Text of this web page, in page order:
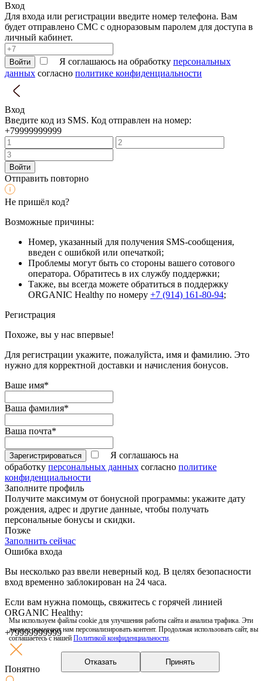
Мы используем файлы cookie для улучшения работы сайта и анализа трафика. Эти
данные помогают нам персонализировать контент. Продолжая использовать сайт, вы
соглашаетесь с нашей Политикой конфиденциальности.
Отказать Принять
Вход
Для входа или регистрации введите номер телефона. Вам
будет отправлено СМС с одноразовым паролем для доступа в
личный кабинет.
Войти Я соглашаюсь на обработку персональных
данных согласно политике конфиденциальности
Вход
Введите код из SMS. Код отправлен на номер:
+79999999999
Войти
Отправить повторно
Не пришёл код?
Возможные причины:
Номер, указанный для получения SMS-сообщения,
введен с ошибкой или опечаткой;
Проблемы могут быть со стороны вашего сотового
оператора. Обратитесь в их службу поддержки;
Также, вы всегда можете обратиться в поддержку
ORGANIC Healthy по номеру +7 (914) 161-80-94;
Регистрация
Похоже, вы у нас впервые!
Для регистрации укажите, пожалуйста, имя и фамилию. Это
нужно для корректной доставки и начисления бонусов.
Ваше имя*
Ваша фамилия*
Ваша почта*
Зарегистрироваться
Я соглашаюсь на
обработку персональных данных согласно политике
конфиденциальности
Заполните профиль
Получите максимум от бонусной программы: укажите дату
рождения, адрес и другие данные, чтобы получать
персональные бонусы и скидки.
Позже
Заполнить сейчас
Ошибка входа
Вы несколько раз ввели неверный код. В целях безопасности
вход временно заблокирован на 24 часа.
Если вам нужна помощь, свяжитесь с горячей линией
ORGANIC Healthy:
+79999999999
Понятно